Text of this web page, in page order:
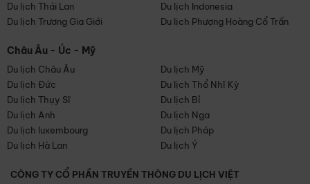
Du lịch Thái Lan
Du lịch Indonesia
Du lịch Trương Gia Giới
Du lịch Phượng Hoàng Cổ Trấn
Châu Âu - Úc - Mỹ
Du lịch Châu Âu
Du lịch Mỹ
Du lịch Đức
Du lịch Thổ Nhĩ Kỳ
Du lịch Thụy Sĩ
Du lịch Bỉ
Du lịch Anh
Du lịch Nga
Du lịch luxembourg
Du lịch Pháp
Du lịch Hà Lan
Du lịch Ý
CÔNG TY CỔ PHẦN TRUYỀN THÔNG DU LỊCH VIỆT